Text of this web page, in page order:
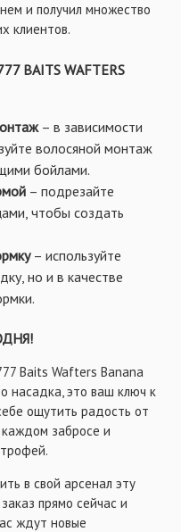
и получил множество
клиентов.
BAITS WAFTERS
– в зависимости
волосяной монтаж
бойлами.
– подрезайте
чтобы создать
– используйте
но и в качестве
Baits Wafters Banana
насадка, это ваш ключ к
ощутить радость от
каждом забросе и
в свой арсенал эту
прямо сейчас и
ждут новые